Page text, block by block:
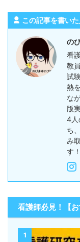
この記事を書いた
の
看
教
試
熱
な
版
4人
ち
み
す！
看護師必見！【お
1